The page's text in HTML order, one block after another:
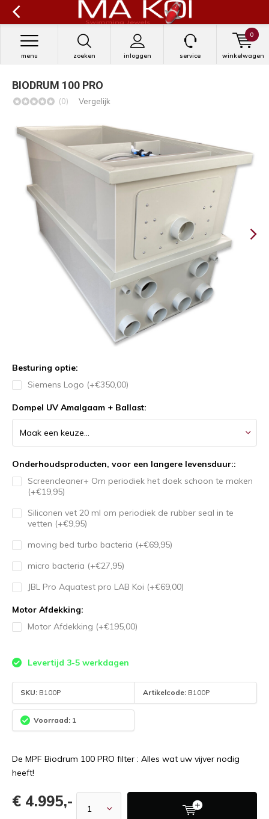
zoeken inloggen
menu service winkelwagen
0
BIODRUM 100 PRO
(0) Vergelijk
Besturing optie:
Siemens Logo (+€350,00)
Dompel UV Amalgaam + Ballast:
Onderhoudsproducten, voor een langere levensduur::
Screencleaner+ Om periodiek het doek schoon te maken
(+€19,95)
Siliconen vet 20 ml om periodiek de rubber seal in te
vetten (+€9,95)
moving bed turbo bacteria (+€69,95)
micro bacteria (+€27,95)
JBL Pro Aquatest pro LAB Koi (+€69,00)
Motor Afdekking:
Motor Afdekking (+€195,00)
Levertijd 3-5 werkdagen
SKU: B100P Artikelcode: B100P
Voorraad: 1
De MPF Biodrum 100 PRO filter : Alles wat uw vijver nodig
heeft!
€ 4.995,-